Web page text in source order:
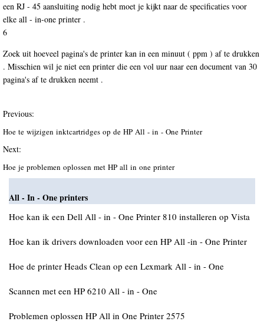
een RJ - 45 aansluiting nodig hebt moet je kijkt naar de specificaties voor
elke all - in-one printer .
6
Zoek uit hoeveel pagina's de printer kan in een minuut ( ppm ) af te drukken
. Misschien wil je niet een printer die een vol uur naar een document van 30
pagina's af te drukken neemt .
Previous:
Hoe te wijzigen inktcartridges op de HP All - in - One Printer
Next:
Hoe je problemen oplossen met HP all in one printer
All - In - One printers
Hoe kan ik een Dell All - in - One Printer 810 installeren op Vista
Hoe kan ik drivers downloaden voor een HP All -in - One Printer
Hoe de printer Heads Clean op een Lexmark All - in - One
Scannen met een HP 6210 All - in - One
Problemen oplossen HP All in One Printer 2575